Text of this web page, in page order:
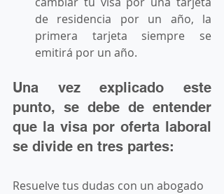
de residencia por un año, la
primera tarjeta siempre se
emitirá por un año.
Una vez explicado este
punto, se debe de entender
que la visa por oferta laboral
se divide en tres partes:
Resuelve tus dudas con un abogado